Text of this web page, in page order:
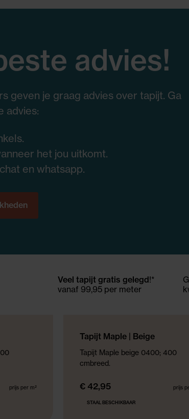
prijs per m²
NIEUWE COLLECTIE
Tapijt Maple | Beige
Tapijt Maple beige 0400; 400
cmbreed.
€ 42,95 prijs
STAAL BESCHIKBAAR
Veel tapijt gratis gelegd!*
vanaf 99,95 per meter
advies!
geven je graag advies over tapijt. Ga
advies:
het jou uitkomt.
en whatsapp.